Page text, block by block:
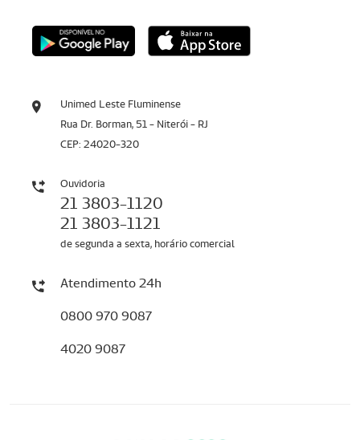
Unimed Leste Fluminense
Rua Dr. Borman, 51 - Niterói - RJ
CEP: 24020-320
Ouvidoria
21 3803-1120
21 3803-1121
de segunda a sexta, horário comercial
Atendimento 24h
0800 970 9087
4020 9087